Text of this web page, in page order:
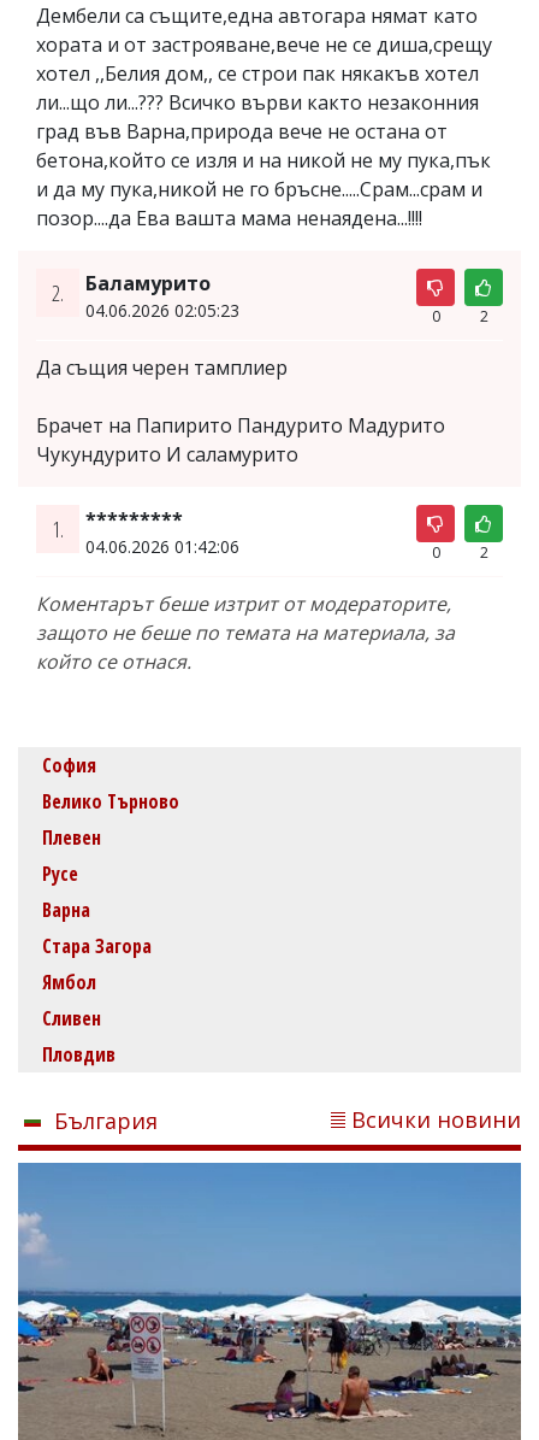
Дембели са същите,една автогара нямат като
хората и от застрояване,вече не се диша,срещу
хотел ,,Белия дом,, се строи пак някакъв хотел
ли...що ли...??? Всичко върви както незаконния
град във Варна,природа вече не остана от
бетона,който се изля и на никой не му пука,пък
и да му пука,никой не го бръсне.....Срам...срам и
позор....да Ева вашта мама ненаядена...!!!!
2. Баламурито
04.06.2026 02:05:23 0 2
Да същия черен тамплиер
Брачет на Папирито Пандурито Мадурито
Чукундурито И саламурито
1. *********
04.06.2026 01:42:06 0 2
Коментарът беше изтрит от модераторите,
защото не беше по темата на материала, за
който се отнася.
София
Велико Търново
Плевен
Русе
Варна
Стара Загора
Ямбол
Сливен
Пловдив
България Всички новини